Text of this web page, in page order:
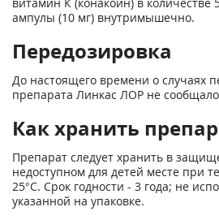
ампулы (10 мг) внутримышечно.
Передозировка
До настоящего времени о случаях
препарата Линкас ЛОР не
Как хранить
Препарат следует хранить в
недоступном для детей месте при
25°C. Срок годности - 3 года; не
указанной на упаковке.